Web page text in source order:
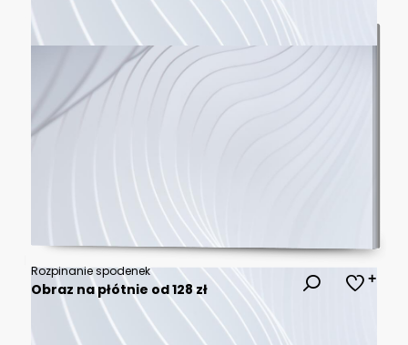
Rozpinanie spodenek
Obraz na płótnie od 128 zł